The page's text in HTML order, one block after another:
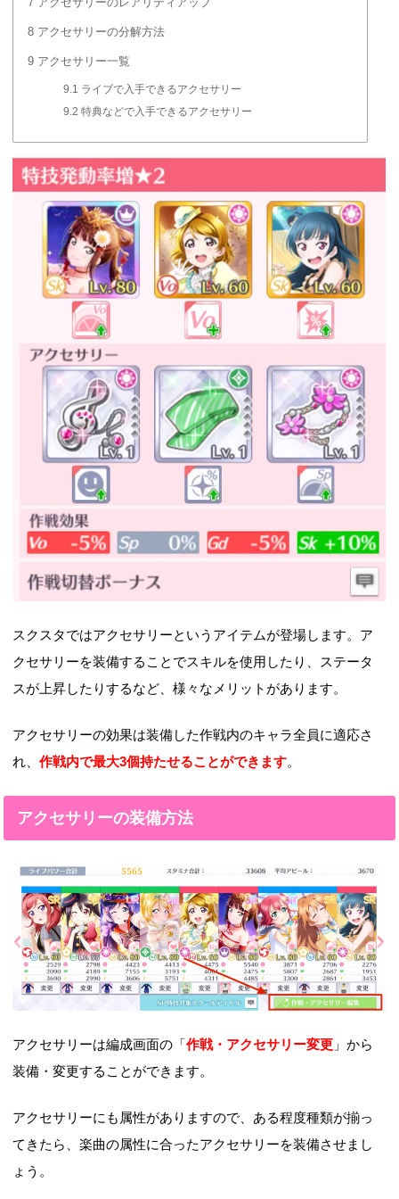
8 アクセサリーの分解方法
9 アクセサリー一覧
9.1 ライブで入手できるアクセサリー
9.2 特典などで入手できるアクセサリー
スクスタではアクセサリーというアイテムが登場します。ア
クセサリーを装備することでスキルを使用したり、ステータ
スが上昇したりするなど、様々なメリットがあります。
アクセサリーの効果は装備した作戦内のキャラ全員に適応さ
れ、作戦内で最大3個持たせることができます。
アクセサリーの装備方法
アクセサリーは編成画面の「作戦・アクセサリー変更 」から
装備・変更することができます。
アクセサリーにも属性がありますので、ある程度種類が揃っ
てきたら、楽曲の属性に合ったアクセサリーを装備させまし
ょう。